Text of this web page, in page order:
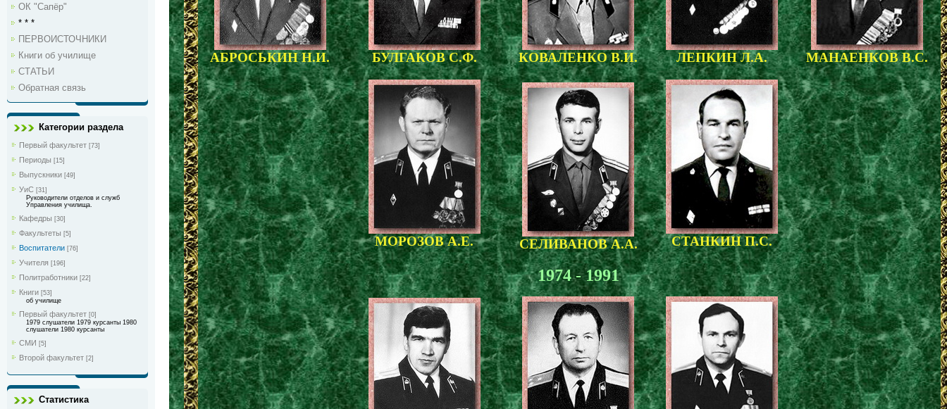
ОК "Сапёр"
* * *
ПЕРВОИСТОЧНИКИ
Книги об училище
СТАТЬИ
Обратная связь
Категории раздела
Первый факультет [73]
Периоды [15]
Выпускники [49]
УиС [31]
Руководители отделов и служб
Управления училища.
Кафедры [30]
Факультеты [5]
Воспитатели [76]
Учителя [196]
Политработники [22]
Книги [53]
об училище
Первый факультет [0]
1979 слушатели 1979 курсанты 1980
слушатели 1980 курсанты
СМИ [5]
Второй факультет [2]
Статистика
АБРОСЬКИН Н.И. БУЛГАКОВ С.Ф. КОВАЛЕНКО В.И. ЛЕПКИН Л.А. МАНАЕНКОВ В.С.
МОРОЗОВ А.Е. СЕЛИВАНОВ А.А. СТАНКИН П.С.
1974 - 1991